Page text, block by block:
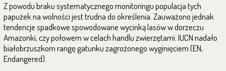
Z powodu braku systematycznego monitoringu populacja tych
papużek na wolności jest trudna do określenia. Zauważono jednak
tendencje spadkowe spowodowane wycinką lasów w dorzeczu
Amazonki, czy połowem w celach handlu zwierzętami. IUCN nadało
białobrzuszkom rangę gatunku zagrożonego wyginięciem (EN,
Endangered).